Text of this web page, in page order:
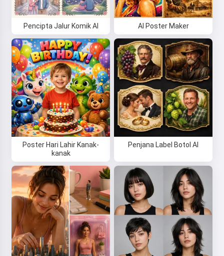
Pencipta Jalur Komik AI AI Poster Maker
Poster Hari Lahir Kanak-
kanak
Penjana Label Botol AI